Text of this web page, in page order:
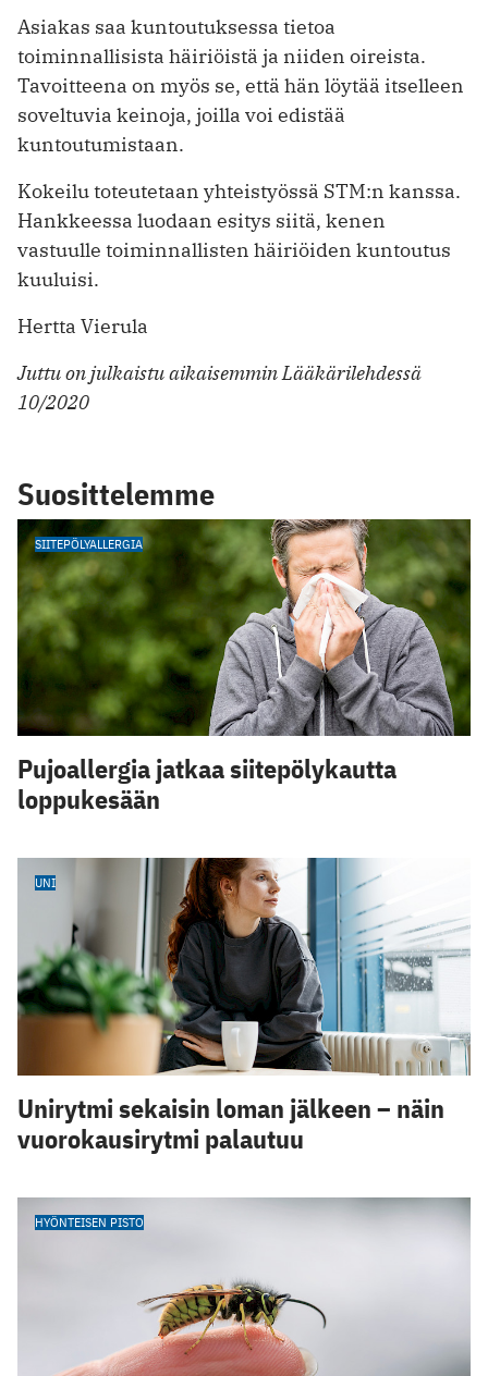
Asiakas saa kuntoutuksessa tietoa
toiminnallisista häiriöistä ja niiden oireista.
Tavoitteena on myös se, että hän löytää itselleen
soveltuvia keinoja, joilla voi edistää
kuntoutumistaan.
Kokeilu toteutetaan yhteistyössä STM:n kanssa.
Hankkeessa luodaan esitys siitä, kenen
vastuulle toiminnallisten häiriöiden kuntoutus
kuuluisi.
Hertta Vierula
Juttu on julkaistu aikaisemmin Lääkärilehdessä
10/2020
Suosittelemme
SIITEPÖLYALLERGIA
Pujoallergia jatkaa siitepölykautta
loppukesään
UNI
Unirytmi sekaisin loman jälkeen – näin
vuorokausirytmi palautuu
HYÖNTEISEN PISTO